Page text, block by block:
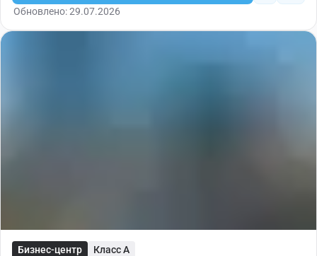
Обновлено: 29.07.2026
Бизнес-центр Класс A